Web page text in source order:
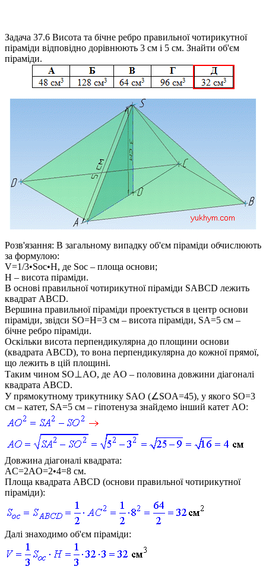
Задача 37.6 Висота та бічне ребро правильної чотирикутної
піраміди відповідно дорівнюють 3 см і 5 см. Знайти об'єм
піраміди.
Розв'язання: В загальному випадку об'єм піраміди обчислюють
за формулою:
V=1/3•Soc•H, де Soc – площа основи;
H – висота піраміди.
В основі правильної чотирикутної піраміди SABCD лежить
квадрат ABCD.
Вершина правильної піраміди проектується в центр основи
піраміди, звідси SO=H=3 см – висота піраміди, SA=5 см –
бічне ребро піраміди.
Оскільки висота перпендикулярна до площини основи
(квадрата ABCD), то вона перпендикулярна до кожної прямої,
що лежить в цій площині.
Таким чином SO⊥AO, де AO – половина довжини діагоналі
квадрата ABCD.
У прямокутному трикутнику SAO (∠SOA=45), у якого SO=3
см – катет, SA=5 см – гіпотенуза знайдемо інший катет AO:
Довжина діагоналі квадрата:
AC=2AO=2•4=8 см.
Площа квадрата ABCD (основи правильної чотирикутної
піраміди):
Далі знаходимо об'єм піраміди: